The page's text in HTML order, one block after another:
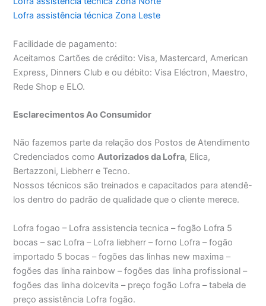
Lofra assistência técnica Zona Leste
Facilidade de pagamento:
Aceitamos Cartões de crédito: Visa, Mastercard, American
Express, Dinners Club e ou débito: Visa Eléctron, Maestro,
Rede Shop e ELO.
Esclarecimentos Ao Consumidor
Não fazemos parte da relação dos Postos de Atendimento
Credenciados comoAutorizados da Lofra, Elica,
Bertazzoni, Liebherr e Tecno.
Nossos técnicos são treinados e capacitados para atendê-
los dentro do padrão de qualidade que o cliente merece.
Lofra fogao – Lofra assistencia tecnica – fogão Lofra 5
bocas – sac Lofra – Lofra liebherr – forno Lofra – fogão
importado 5 bocas – fogões das linhas new maxima –
fogões das linha rainbow – fogões das linha profissional –
fogões das linha dolcevita – preço fogão Lofra – tabela de
preço assistência Lofra fogão.